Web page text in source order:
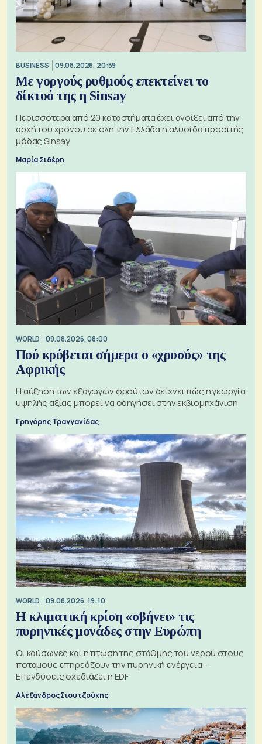
BUSINESS 09.08.2026, 20:59
Με γοργούς ρυθμούς επεκτείνει το
δίκτυό της η Sinsay
Περισσότερα από 20 καταστήματα έχει ανοίξει από την
αρχή του χρόνου σε όλη την Ελλάδα η αλυσίδα προσιτής
μόδας Sinsay
Μαρία Σιδέρη
WORLD 09.08.2026, 08:00
Πού κρύβεται σήμερα ο «χρυσός» της
Αφρικής
Η αύξηση των εξαγωγών φρούτων δείχνει πώς η γεωργία
υψηλής αξίας μπορεί να οδηγήσει στην εκβιομηχάνιση
Γρηγόρης Τραγγανίδας
WORLD 09.08.2026, 19:10
Η κλιματική κρίση «σβήνει» τις
πυρηνικές μονάδες στην Ευρώπη
Οι καύσωνες και η πτώση της στάθμης του νερού στους
ποταμούς επηρεάζουν την πυρηνική ενέργεια -
Επενδύσεις σχεδιάζει η EDF
Αλέξανδρος Σιουτζούκης